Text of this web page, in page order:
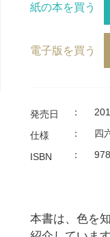
紙の本を買う
電子版を買う
発売日 ：
仕様 ： 四
ISBN ：
本書は、色を